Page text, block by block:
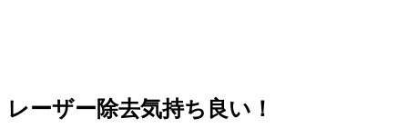
レーザー除去気持ち良い！